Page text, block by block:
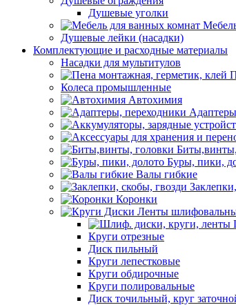
Душевые уголки
Душевые лейки (насадки)
Комплектующие и расходные материалы
Насадки для мультитулов
Колеса промышленные
Автохимия
Буры, пики,
Валы гибкие
Коронки
Круги отрезные
Диск пильный
Круги лепестковые
Круги обдирочные
Круги полировальные
Диск точильный, круг